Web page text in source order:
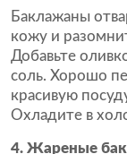
Баклажаны
кожу и
Добавьте
соль. Хорошо
красивую
Охладите в
4. Жареные